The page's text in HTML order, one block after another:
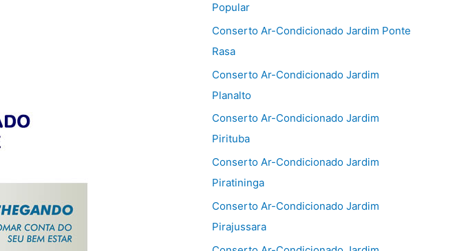
Popular
Conserto Ar-Condicionado Jardim Ponte
Rasa
Conserto Ar-Condicionado Jardim
Planalto
Conserto Ar-Condicionado Jardim
Pirituba
Conserto Ar-Condicionado Jardim
Piratininga
Conserto Ar-Condicionado Jardim
Pirajussara